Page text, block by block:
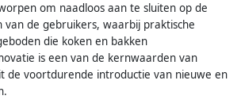
om naadloos aan te sluiten op de
van de gebruikers, waarbij praktische
die koken en bakken
is een van de kernwaarden van
de voortdurende introductie van nieuwe en